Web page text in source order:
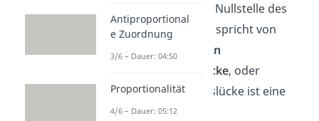
sondern auch Nullstelle des
Zählers – man spricht von
einer hebbaren
Definitionslücke, oder
die Definitionslücke ist eine
Polstelle.
Antiproportional
e Zuordnung
3/6 – Dauer: 04:50
Proportionalität
4/6 – Dauer: 05:12